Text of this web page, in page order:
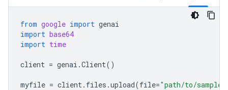
from google import genai
import base64
import time
client = genai .Client()
myfile = client. files .upload(file="path/to/